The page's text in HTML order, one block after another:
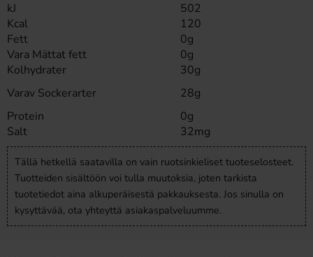
kJ
502
Kcal
120
Fett
0g
Vara Mättat fett
0g
Kolhydrater
30g
Varav Sockerarter
28g
Protein
0g
Salt
32mg
Tällä hetkellä saatavilla on vain ruotsinkieliset tuoteselosteet.
Tuotteiden sisältöön voi tulla muutoksia, joten tarkista
tuotetiedot aina alkuperäisestä pakkauksesta. Jos sinulla on
kysyttävää, ota yhteyttä asiakaspalveluumme.